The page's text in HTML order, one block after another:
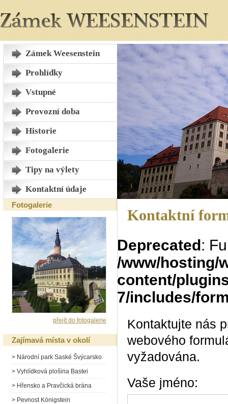
Zámek Weesenstein
Prohlídky
Vstupné
Provozní doba
Historie
Fotogalerie
Tipy na výlety
Kontaktní údaje
Kontaktní
Deprecated:
/www/hosting/
content/
7/includes/
Kontaktujte nás
webového
vyžadována.
Vaše jméno:
Fotogalerie
přejít do fotogalerie
Zajímavá místa v okolí
> Národní park Saské Švýcarsko
> Vyhlídková plošina Bastei
> Hřensko a Pravčická brána
> Pevnost Königstein